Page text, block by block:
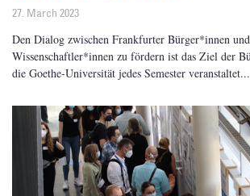
27. March 2023
Den Dialog zwischen Frankfurter Bürger*innen und
Wissenschaftler*innen zu fördern ist das Ziel der
die Goethe-Universität jedes Semester veranstaltet.